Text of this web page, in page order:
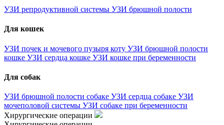
УЗИ репродуктивной системы УЗИ брюшной полости
Для кошек
УЗИ почек и мочевого пузыря коту УЗИ брюшной полости
кошке УЗИ сердца кошке УЗИ кошке при беременности
Для собак
УЗИ брюшной полости собаке УЗИ сердца собаке УЗИ
мочеполовой системы УЗИ собаке при беременности
Хирургические операции